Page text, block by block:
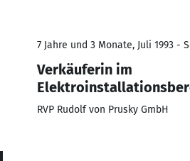
7 Jahre und 3 Monate, Juli 1993 -
Verkäuferin im
RVP Rudolf von Prusky GmbH